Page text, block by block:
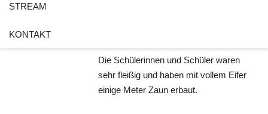
STREAM
KONTAKT
Die Schülerinnen und Schüler waren
sehr fleißig und haben mit vollem Eifer
einige Meter Zaun erbaut.